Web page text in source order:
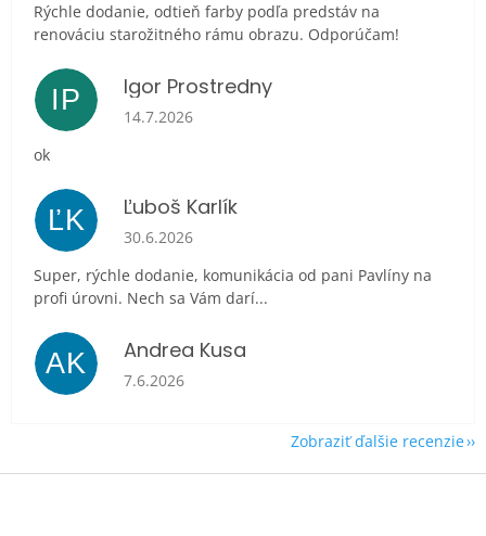
Rýchle dodanie, odtieň farby podľa predstáv na
renováciu starožitného rámu obrazu. Odporúčam!
IP Igor Prostredny
Hodnotenie obchodu je 5 z 5 hviezdičiek.
14.7.2026
ok
ĽK Ľuboš Karlík
Hodnotenie obchodu je 5 z 5 hviezdičiek.
30.6.2026
Super, rýchle dodanie, komunikácia od pani Pavlíny na
profi úrovni. Nech sa Vám darí...
AK Andrea Kusa
Hodnotenie obchodu je 5 z 5 hviezdičiek.
7.6.2026
Zobraziť ďalšie recenzie
Z